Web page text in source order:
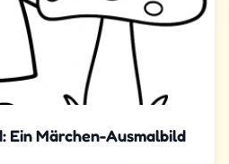
Ein Märchen-Ausmalbild